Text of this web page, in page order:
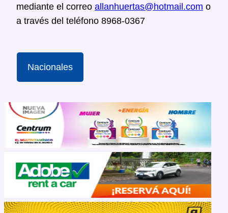
mediante el correo allanhuertas@hotmail.com o
a través del teléfono 8968-0367
Nacionales